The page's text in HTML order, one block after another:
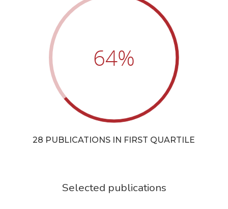
64%
28 PUBLICATIONS IN FIRST QUARTILE
Selected publications